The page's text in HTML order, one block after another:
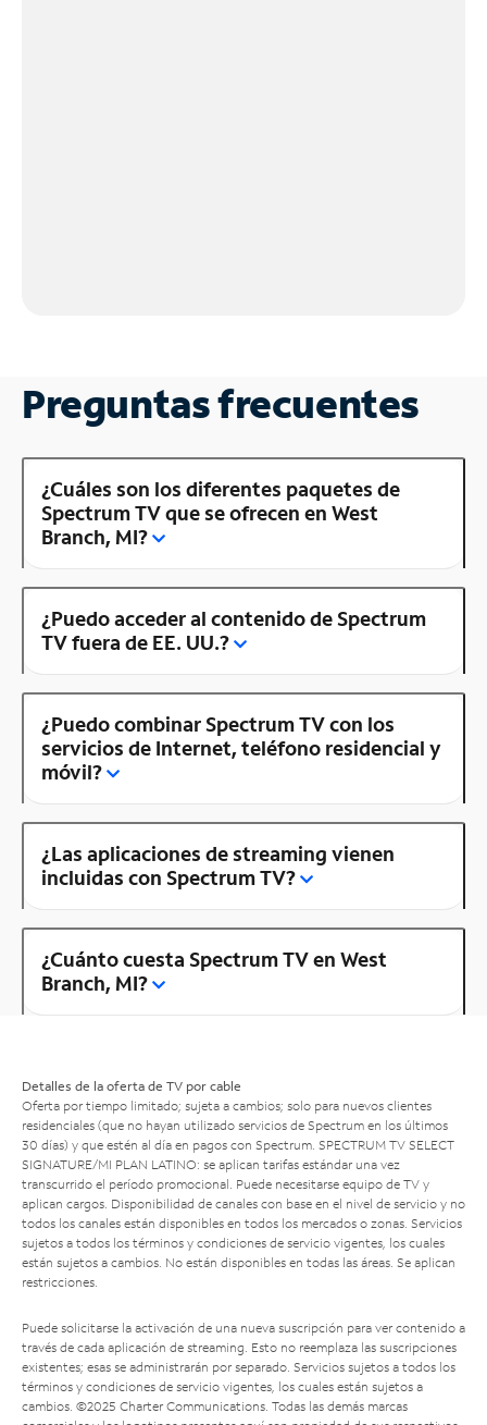
Preguntas frecuentes
¿Cuáles son los diferentes paquetes de
Spectrum TV que se ofrecen en West
Branch, MI?
¿Puedo acceder al contenido de Spectrum
TV fuera de EE. UU.?
¿Puedo combinar Spectrum TV con los
servicios de Internet, teléfono residencial y
móvil?
¿Las aplicaciones de streaming vienen
incluidas con Spectrum TV?
¿Cuánto cuesta Spectrum TV en West
Branch, MI?
Detalles de la oferta de TV por cable
Oferta por tiempo limitado; sujeta a cambios; solo para nuevos clientes
residenciales (que no hayan utilizado servicios de Spectrum en los últimos
30 días) y que estén al día en pagos con Spectrum. SPECTRUM TV SELECT
SIGNATURE/MI PLAN LATINO: se aplican tarifas estándar una vez
transcurrido el período promocional. Puede necesitarse equipo de TV y
aplican cargos. Disponibilidad de canales con base en el nivel de servicio y no
todos los canales están disponibles en todos los mercados o zonas. Servicios
sujetos a todos los términos y condiciones de servicio vigentes, los cuales
están sujetos a cambios. No están disponibles en todas las áreas. Se aplican
restricciones.
Puede solicitarse la activación de una nueva suscripción para ver contenido a
través de cada aplicación de streaming. Esto no reemplaza las suscripciones
existentes; esas se administrarán por separado. Servicios sujetos a todos los
términos y condiciones de servicio vigentes, los cuales están sujetos a
cambios. ©2025 Charter Communications. Todas las demás marcas